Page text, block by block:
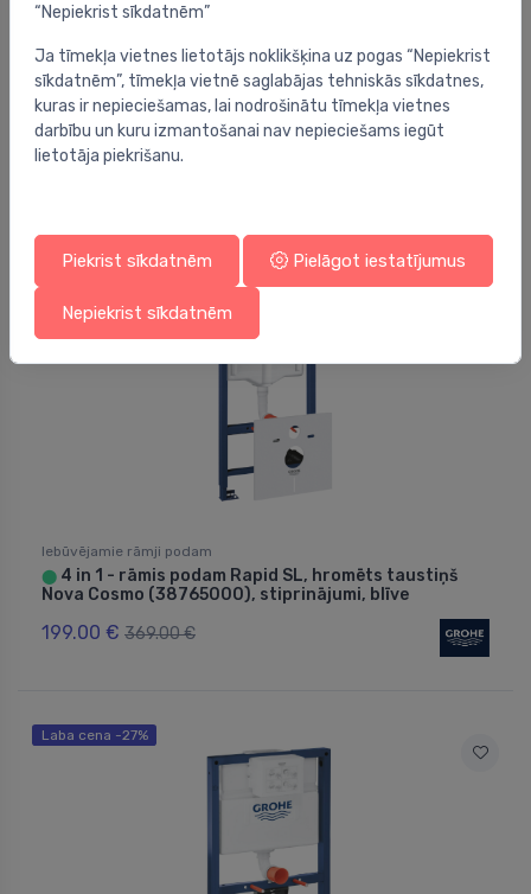
Iebūvējamie rāmji podam
⬤Iebūvējamais rāmis podam Prevista Dry, 490x120
mm, h=1120 mm
330.71 €
Laba cena -46%
Iebūvējamie rāmji podam
⬤ 4 in 1 - rāmis podam Rapid SL, hromēts taustiņš
Nova Cosmo (38765000), stiprinājumi, blīve
199.00 € 369.00 €
Laba cena -27%
“Nepiekrist sīkdatnēm”
Ja tīmekļa vietnes lietotājs noklikšķina uz pogas “Nepiekrist
sīkdatnēm”, tīmekļa vietnē saglabājas tehniskās sīkdatnes,
kuras ir nepieciešamas, lai nodrošinātu tīmekļa vietnes
darbību un kuru izmantošanai nav nepieciešams iegūt
lietotāja piekrišanu.
Piekrist sīkdatnēm Pielāgot iestatījumus
Nepiekrist sīkdatnēm